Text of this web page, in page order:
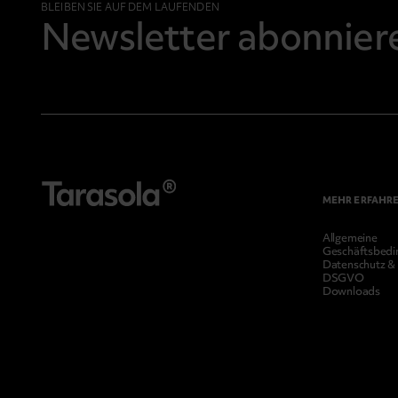
BLEIBEN SIE AUF DEM LAUFENDEN
Newsletter
MEHR
Allgemeine
Datenschutz &
DSGVO
Downloads